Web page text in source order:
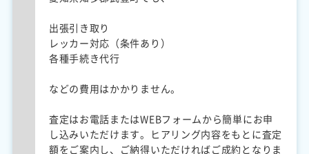
出張引き取り
レッカー対応（条件あり）
各種手続き代行
などの費用はかかりません。
査定はお電話またはWEBフォームから簡単にお申
し込みいただけます。ヒアリング内容をもとに査定
額をご案内し、ご納得いただければご成約となりま